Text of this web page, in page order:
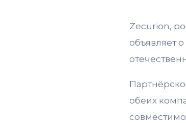
Zecurion,
объявляет
обеих